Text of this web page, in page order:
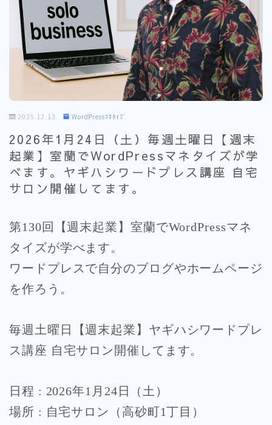
2025.12.13 WordPressﾏﾈﾀｲｽﾞ
2026年1月24日（土）毎週土曜日【週末
起業】室蘭でWordPressマネタイズが学
べます。ヤギハシワードプレス講座 自宅
サロン開催してます。
第130回【週末起業】室蘭でWordPressマネ
タイズが学べます。
ワードプレスで自分のブログやホームページ
を作ろう。
毎週土曜日【週末起業】ヤギハシワードプレ
ス講座 自宅サロン開催してます。
日程 : 2026年1月24日（土）
場所 : 自宅サロン（高砂町1丁目）